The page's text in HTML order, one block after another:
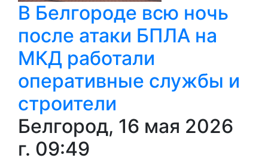
В Белгороде всю ночь
после атаки БПЛА на
МКД работали
оперативные службы и
строители
Белгород, 16 мая 2026
г. 09:49